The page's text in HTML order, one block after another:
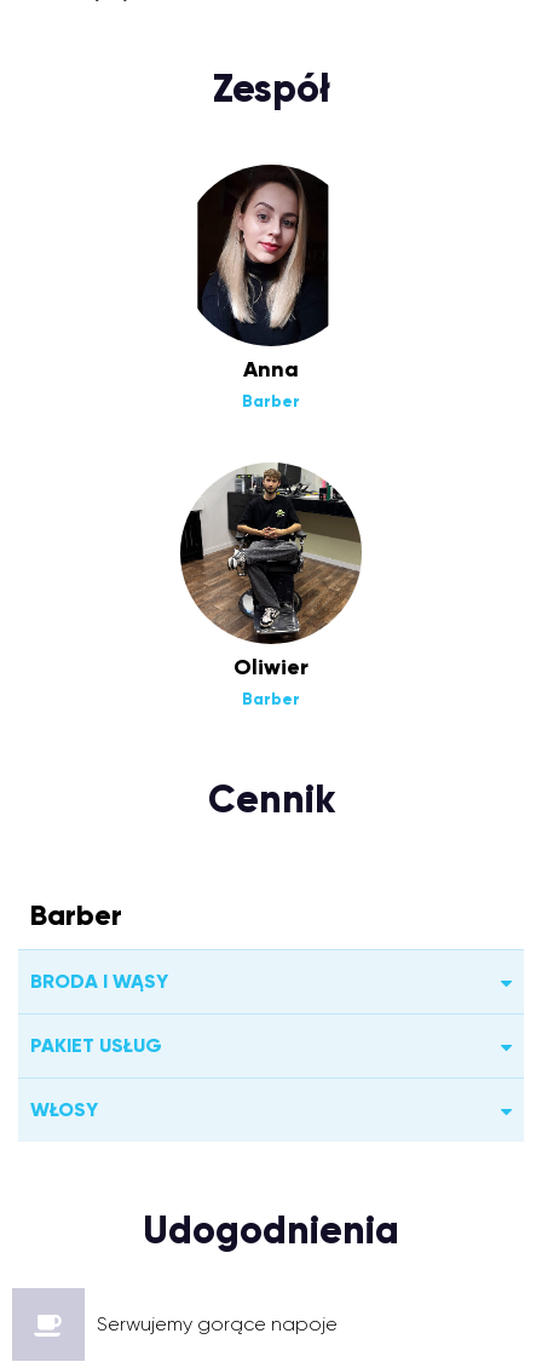
Zespół
Anna
Barber
Oliwier
Barber
Cennik
Barber
BRODA I WĄSY
PAKIET USŁUG
WŁOSY
Udogodnienia
Serwujemy gorące napoje